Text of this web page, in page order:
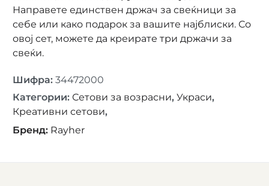
Направете единствен држач за свеќници за
себе или како подарок за вашите најблиски. Со
овој сет, можете да креирате три држачи за
свеќи.
Шифра: 34472000
Категории: Сетови за возрасни, Украси,
Креативни сетови,
Бренд: Rayher